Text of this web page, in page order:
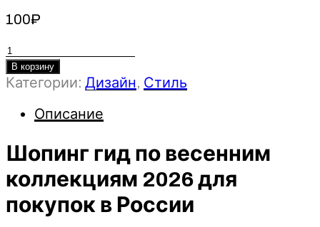
100₽
Количество
товара
Шопинг
по
коллекциям
для
покупок
В корзину
Категории: Дизайн, Стиль
Описание
Шопинг гид по весенним
коллекциям 2026 для
покупок в России